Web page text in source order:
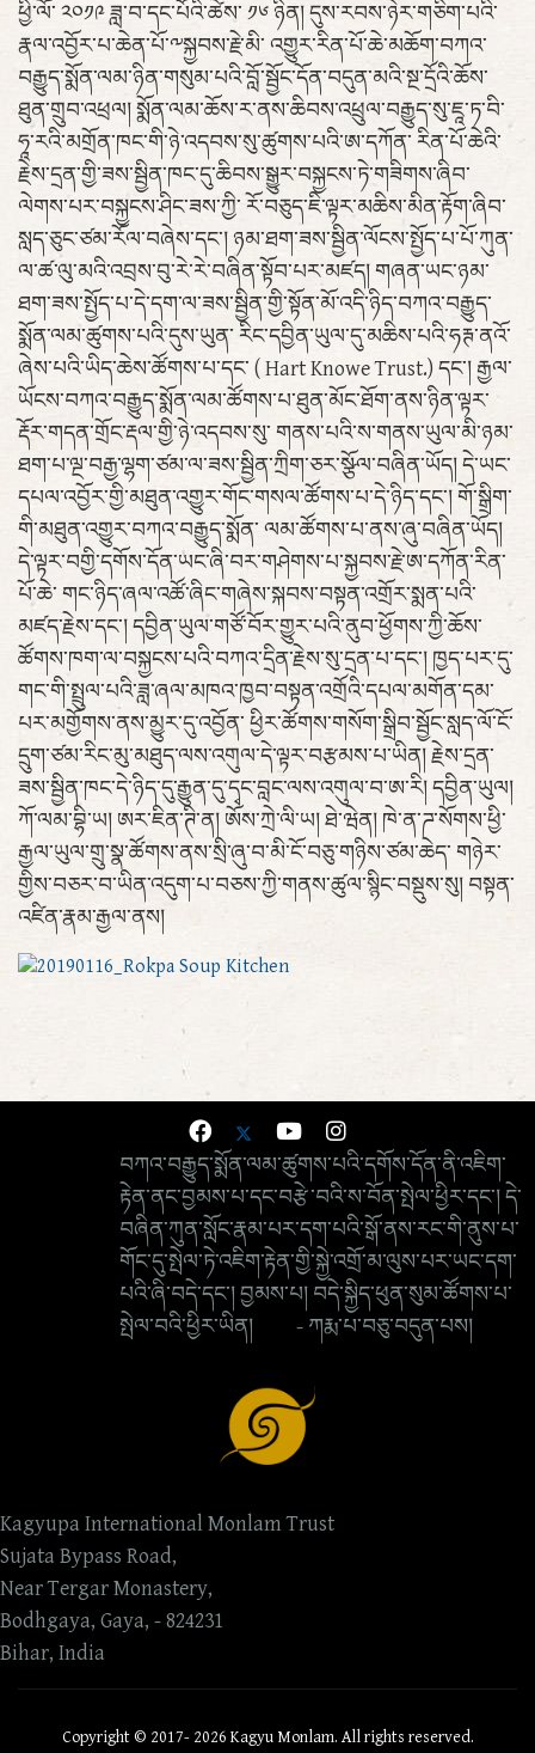
ཕྱི་ལོ་ ༢༠༡༩ ཟླ་བ་དང་པོའི་ཚེས་ ༡༦ ཉིན། དུས་རབས་ཉེར་གཅིག་པའི་
རྣལ་འབྱོར་པ་ཆེན་པོ་༸སྐྱབས་རྗེ་མི་ འགྱུར་རིན་པོ་ཆེ་མཆོག་བཀའ་
བརྒྱུད་སྨོན་ལམ་ཉིན་གསུམ་པའི་བློ་སྦྱོང་དོན་བདུན་མའི་སྔ་དྲོའི་ཆོས་
ཐུན་གྲུབ་འཕྲལ། སྨོན་ལམ་ཆོས་ར་ནས་ཆིབས་འཕྲུལ་བརྒྱུད་སུ་ཇཱ་ཏ་བི་
ཧཱ་རའི་མགྲོན་ཁང་གི་ཉེ་འདབས་སུ་ཚུགས་པའི་ཨ་དཀོན་ རིན་པོ་ཆེའི་
རྗེས་དྲན་གྱི་ཟས་སྦྱིན་ཁང་དུ་ཆིབས་སྒྱུར་བསྐྱངས་ཏེ་གཟིགས་ཞིབ་
ལེགས་པར་བསྐྱངས་ཤིང་ཟས་ཀྱི་ རོ་བཅུད་ཇི་ལྟར་མཆིས་མིན་རྟོག་ཞིབ་
སླད་ཅུང་ཙམ་རོལ་བཞེས་དང་། ཉམ་ཐག་ཟས་སྦྱིན་ལོངས་སྤྱོད་པ་པོ་ཀུན་
ལ་ཚ་ལུ་མའི་འབྲས་བུ་རེ་རེ་བཞིན་སྟོབ་པར་མཛད། གཞན་ཡང་ཉམ་
ཐག་ཟས་སྤྱོད་པ་དེ་དག་ལ་ཟས་སྦྱིན་གྱི་སྟོན་མོ་འདི་ཉིད་བཀའ་བརྒྱུད་
སྨོན་ལམ་ཚུགས་པའི་དུས་ཡུན་ རིང་དབྱིན་ཡུལ་དུ་མཆིས་པའི་ཧརྚ་ནའོ་
ཞེས་པའི་ཡིད་ཆེས་ཚོགས་པ་དང་ ( Hart Knowe Trust.) དང་། རྒྱལ་
ཡོངས་བཀའ་བརྒྱུད་སྨོན་ལམ་ཚོགས་པ་ཐུན་མོང་ཐོག་ནས་ཉིན་ལྟར་
རྡོར་གདན་གྲོང་རྡལ་གྱི་ཉེ་འདབས་སུ་ གནས་པའི་ས་གནས་ཡུལ་མི་ཉམ་
ཐག་པ་ལྔ་བརྒྱ་ལྷག་ཙམ་ལ་ཟས་སྦྱིན་ཀྲིག་ཅར་སྩོལ་བཞིན་ཡོད། དེ་ཡང་
དཔལ་འབྱོར་གྱི་མཐུན་འགྱུར་གོང་གསལ་ཚོགས་པ་དེ་ཉིད་དང་། གོ་སྒྲིག་
གི་མཐུན་འགྱུར་བཀའ་བརྒྱུད་སྨོན་ ལམ་ཚོགས་པ་ནས་ཞུ་བཞིན་ཡོད།
དེ་ལྟར་བགྱི་དགོས་དོན་ཡང་ཞི་བར་གཤེགས་པ་སྐྱབས་རྗེ་ཨ་དཀོན་རིན་
པོ་ཆེ་ གང་ཉིད་ཞལ་འཚོ་ཞིང་གཞེས་སྐབས་བསྟན་འགྲོར་སྨན་པའི་
མཛད་རྗེས་དང་། དབྱིན་ཡུལ་གཙོ་བོར་གྱུར་པའི་ནུབ་ཕྱོགས་ཀྱི་ཆོས་
ཚོགས་ཁག་ལ་བསྐྱངས་པའི་བཀའ་དྲིན་རྗེས་སུ་དྲན་པ་དང་། ཁྱད་པར་དུ་
གང་གི་སྤྲུལ་པའི་ཟླ་ཞལ་མཁའ་ཁྱབ་བསྟན་འགྲོའི་དཔལ་མགོན་དམ་
པར་མགྱོགས་ནས་མྱུར་དུ་འབྱོན་ ཕྱིར་ཚོགས་གསོག་སྒྲིབ་སྦྱོང་སླད་ལོ་ངོ་
དྲུག་ཙམ་རིང་མུ་མཐུད་ལས་འགུལ་དེ་ལྟར་བརྩམས་པ་ཡིན། རྗེས་དྲན་
ཟས་སྦྱིན་ཁང་དེ་ཉིད་དུ་རྒྱུན་དུ་དྭང་བླང་ལས་འགུལ་བ་ཨ་རི། དབྱིན་ཡུལ།
ཀོ་ལམ་བྷི་ཡ། ཨར་ཇིན་ཊི་ན། ཨོས་ཀྲེ་ལི་ཡ། ཐེ་ཝེན། ཁེ་ན་ཌ་སོགས་ཕྱི་
རྒྱལ་ཡུལ་གྲུ་སྣ་ཚོགས་ནས་སྲི་ཞུ་བ་མི་ངོ་བཅུ་གཉིས་ཙམ་ཆེད་ གཉེར་
གྱིས་བཅར་བ་ཡིན་འདུག་པ་བཅས་ཀྱི་གནས་ཚུལ་སྙིང་བསྡུས་སུ། བསྟན་
འཛིན་རྣམ་རྒྱལ་ནས།
བཀའ་བརྒྱུད་སྨོན་ལམ་ཚུགས་པའི་དགོས་དོན་ནི་འཇིག་
རྟེན་ནང་བྱམས་པ་དང་བརྩེ་བའི་ས་བོན་སྤེལ་ཕྱིར་དང་། དེ་
བཞིན་ཀུན་སློང་རྣམ་པར་དག་པའི་སྒོ་ནས་རང་གི་ནུས་པ་
གོང་དུ་སྤེལ་ཏེ་འཇིག་རྟེན་གྱི་སྐྱེ་འགྲོ་མ་ལུས་པར་ཡང་དག་
པའི་ཞི་བདེ་དང་། བྱམས་པ། བདེ་སྐྱིད་ཕུན་སུམ་ཚོགས་པ་
སྤེལ་བའི་ཕྱིར་ཡིན། - ཀརྨ་པ་བཅུ་བདུན་པས།
Kagyupa International Monlam Trust
Sujata Bypass Road,
Near Tergar Monastery,
Bodhgaya, Gaya, - 824231
Bihar, India
Copyright © 2017- 2026 Kagyu Monlam. All rights reserved.